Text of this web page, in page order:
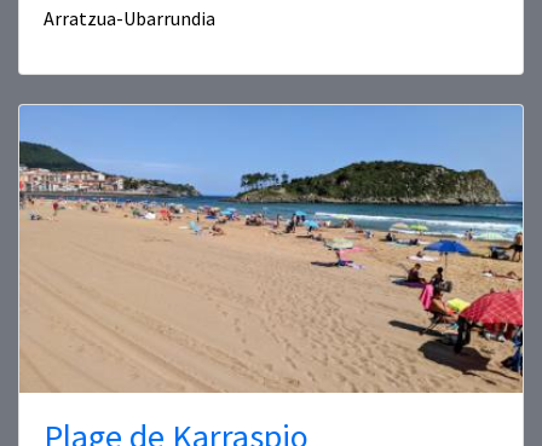
Arratzua-Ubarrundia
Plage de Karraspio